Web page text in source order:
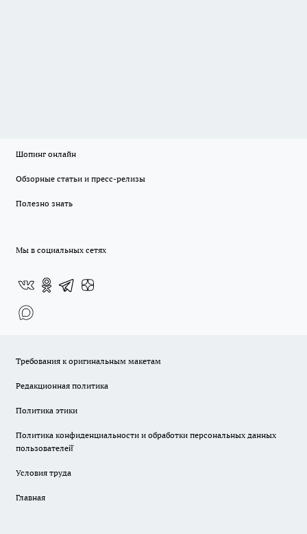
Шопинг онлайн
Обзорные статьи и пресс-релизы
Полезно знать
Мы в социальных сетях
Требования к оригинальным макетам
Редакционная политика
Политика этики
Политика конфиденциальности и обработки персональных данных
пользователей̆
Условия труда
Главная